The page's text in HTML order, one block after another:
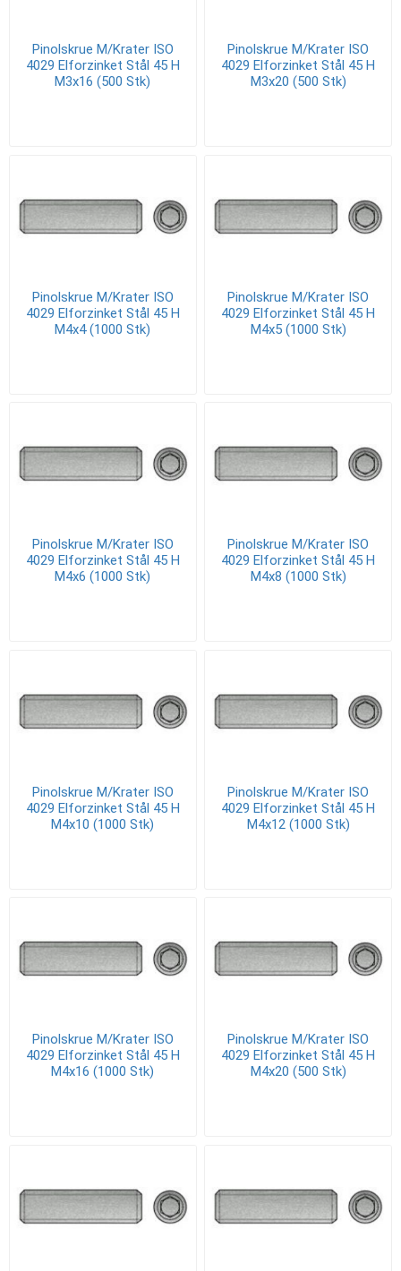
Pinolskrue M/Krater ISO
4029 Elforzinket Stål 45 H
M3x16 (500 Stk)
Pinolskrue M/Krater ISO
4029 Elforzinket Stål 45 H
M3x20 (500 Stk)
Pinolskrue M/Krater ISO
4029 Elforzinket Stål 45 H
M4x4 (1000 Stk)
Pinolskrue M/Krater ISO
4029 Elforzinket Stål 45 H
M4x5 (1000 Stk)
Pinolskrue M/Krater ISO
4029 Elforzinket Stål 45 H
M4x6 (1000 Stk)
Pinolskrue M/Krater ISO
4029 Elforzinket Stål 45 H
M4x8 (1000 Stk)
Pinolskrue M/Krater ISO
4029 Elforzinket Stål 45 H
M4x10 (1000 Stk)
Pinolskrue M/Krater ISO
4029 Elforzinket Stål 45 H
M4x12 (1000 Stk)
Pinolskrue M/Krater ISO
4029 Elforzinket Stål 45 H
M4x16 (1000 Stk)
Pinolskrue M/Krater ISO
4029 Elforzinket Stål 45 H
M4x20 (500 Stk)